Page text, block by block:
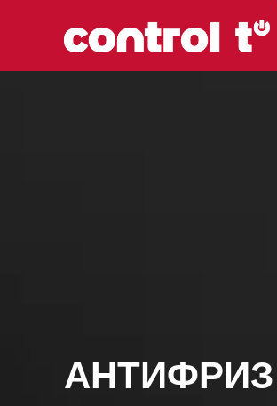
/* фиксируем виджет */ .uc-widget
показ при наведении (для десктопа) */ .uc-
АНТИФРИЗ